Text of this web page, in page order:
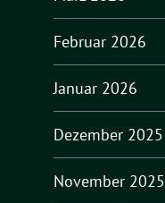
Februar 2026
Januar 2026
Dezember 2025
November 2025